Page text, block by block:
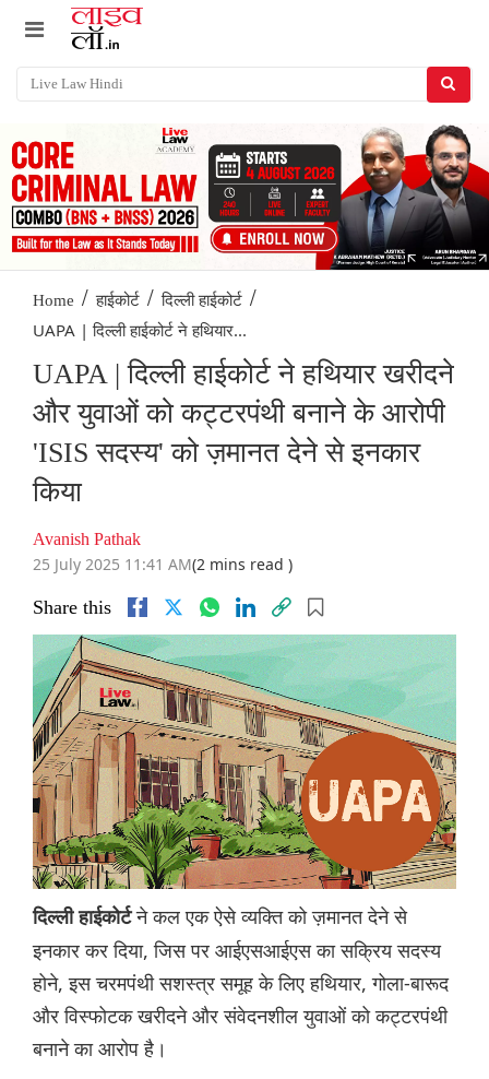
Home / हाईकोर्ट / दिल्ली हाईकोर्ट /
UAPA | दिल्ली हाईकोर्ट ने हथियार...
UAPA | दिल्ली हाईकोर्ट ने हथियार खरीदने
और युवाओं को कट्टरपंथी बनाने के आरोपी
'ISIS सदस्य' को ज़मानत देने से इनकार
किया
Avanish Pathak
25 July 2025 11:41 AM(2 mins read )
Share this
दिल्ली हाईकोर्टने कल एक ऐसे व्यक्ति को ज़मानत देने से
इनकार कर दिया, जिस पर आईएसआईएस का सक्रिय सदस्य
होने, इस चरमपंथी सशस्त्र समूह के लिए हथियार, गोला-बारूद
और विस्फोटक खरीदने और संवेदनशील युवाओं को कट्टरपंथी
बनाने का आरोप है।